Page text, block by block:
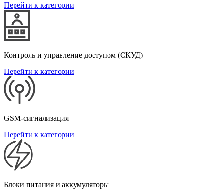
Перейти к категории
Контроль и управление доступом (СКУД)
Перейти к категории
GSM-сигнализация
Перейти к категории
Блоки питания и аккумуляторы